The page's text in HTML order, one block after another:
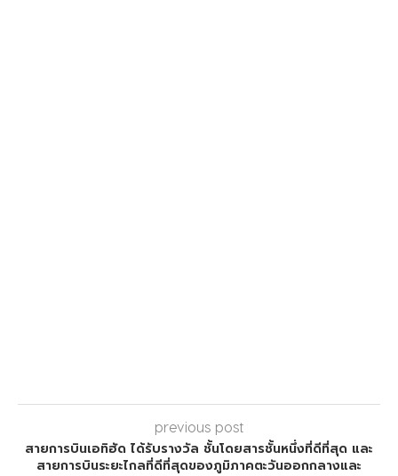
previous post
สายการบินเอทิฮัด ได้รับรางวัล ชั้นโดยสารชั้นหนึ่งที่ดีที่สุด และ
สายการบินระยะไกลที่ดีที่สุดของภูมิภาคตะวันออกกลางและ